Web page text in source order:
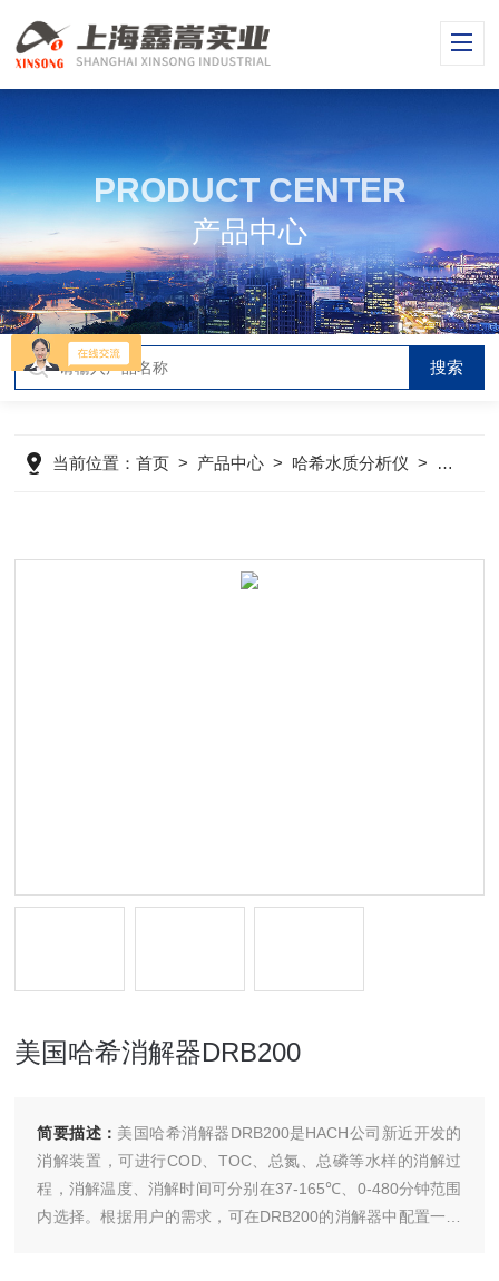
PRODUCT CENTER
产品中心
当前位置：首页 > 产品中心 > 哈希水质分析仪 > 哈希消
美国哈希消解器DRB200
简要描述： 美国哈希消解器DRB200是HACH公司新近开发的
消解装置，可进行COD、TOC、总氮、总磷等水样的消解过
程，消解温度、消解时间可分别在37-165℃、0-480分钟范围
内选择。根据用户的需求，可在DRB200的消解器中配置一个